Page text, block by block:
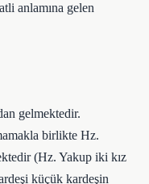
anlamına gelen
gelmektedir.
birlikte Hz.
(Hz. Yakup iki kız
küçük kardeşin